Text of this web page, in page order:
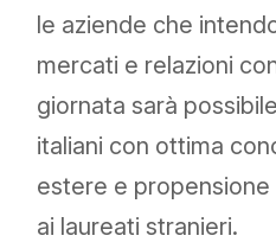
le aziende che
mercati e relazioni
giornata sarà
italiani con ottima
estere e
ai laureati stranieri.